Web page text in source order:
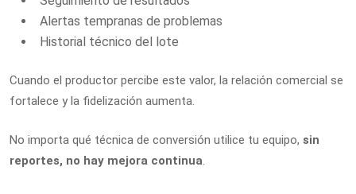
Alertas tempranas de problemas
Historial técnico del lote
Cuando el productor percibe este valor, la relación comercial se
fortalece y la fidelización aumenta.
No importa qué técnica de conversión utilice tu equipo, sin
reportes, no hay mejora continua.